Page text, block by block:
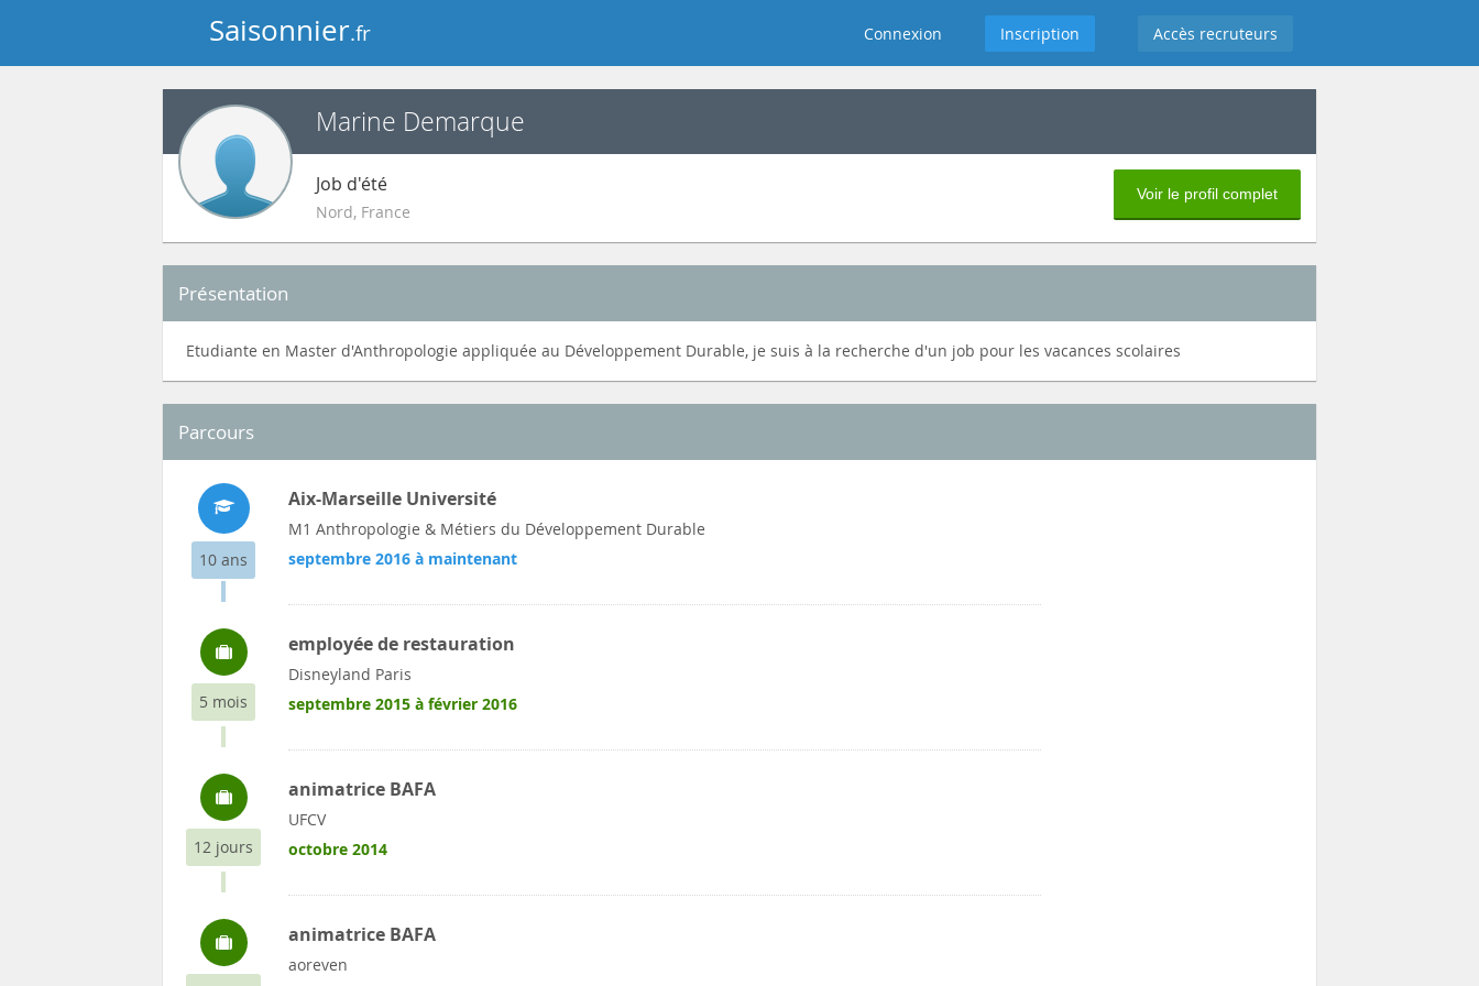
Saisonnier.fr Connexion Inscription Accès recruteurs
Marine Demarque
Job d'été
Nord, France
Voir le profil complet
Présentation
Etudiante en Master d'Anthropologie appliquée au Développement Durable, je suis à la recherche d'un job pour les vacances scolaires
Parcours
10 ans
Aix-Marseille Université
M1 Anthropologie & Métiers du Développement Durable
septembre 2016 à maintenant
5 mois
employée de restauration
Disneyland Paris
septembre 2015 à février 2016
12 jours
animatrice BAFA
UFCV
octobre 2014
animatrice BAFA
aoreven